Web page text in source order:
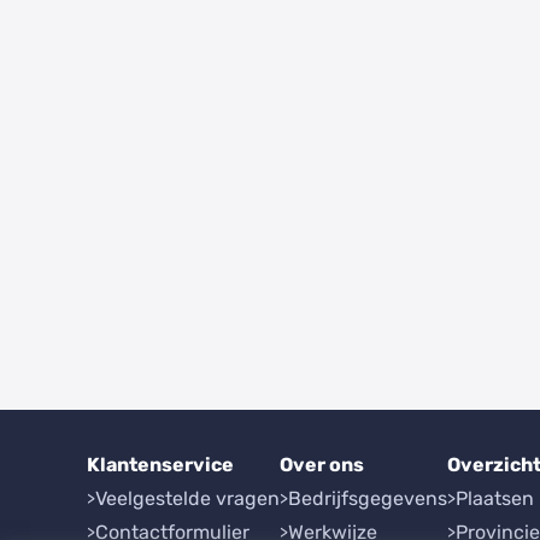
Klantenservice
Veelgestelde vragen
Contactformulier
Over ons
Bedrijfsgegevens
Werkwijze
Plaatsen